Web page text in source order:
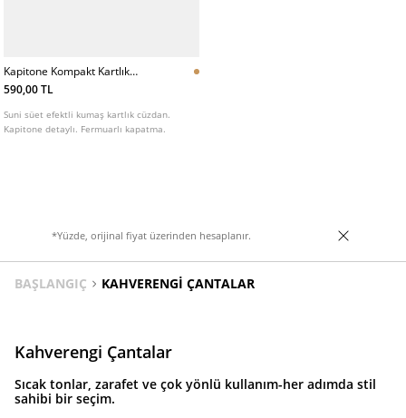
Kapitone Kompakt Kartlık
Cuzdan
590,00 TL
Suni süet efektli kumaş kartlık cüzdan.
Kapitone detaylı. Fermuarlı kapatma.
*Yüzde, orijinal fiyat üzerinden hesaplanır.
BAŞLANGIÇ KAHVERENGI ÇANTALAR
Kahverengi Çantalar
Sıcak tonlar, zarafet ve çok yönlü kullanım-her adımda stil
sahibi bir seçim.